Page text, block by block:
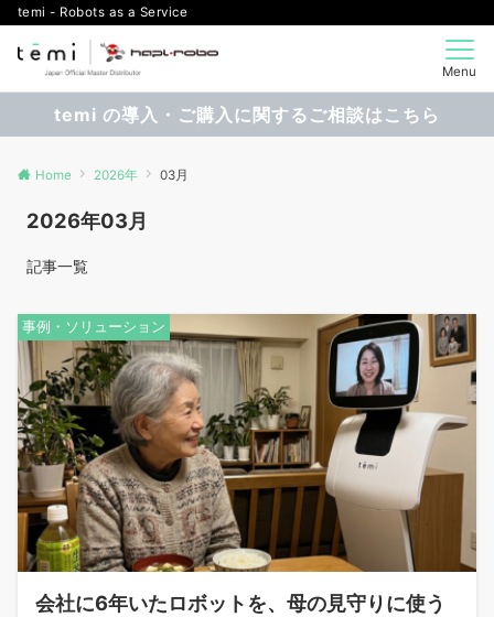
temi - Robots as a Service
Menu
temi の導入・ご購入に関するご相談はこちら
Home 2026年 03月
2026年03月
記事一覧
事例・ソリューション
会社に6年いたロボットを、母の見守りに使う